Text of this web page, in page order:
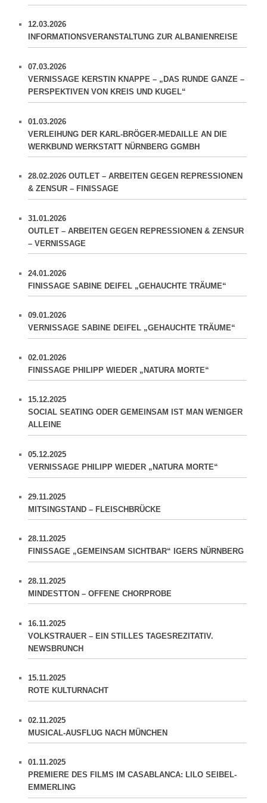
12.03.2026
INFORMATIONSVERANSTALTUNG ZUR ALBANIENREISE
07.03.2026
VERNISSAGE KERSTIN KNAPPE – „DAS RUNDE GANZE –
PERSPEKTIVEN VON KREIS UND KUGEL“
01.03.2026
VERLEIHUNG DER KARL-BRÖGER-MEDAILLE AN DIE
WERKBUND WERKSTATT NÜRNBERG GGMBH
28.02.2026 OUTLET – ARBEITEN GEGEN REPRESSIONEN
& ZENSUR – FINISSAGE
31.01.2026
OUTLET – ARBEITEN GEGEN REPRESSIONEN & ZENSUR
– VERNISSAGE
24.01.2026
FINISSAGE SABINE DEIFEL „GEHAUCHTE TRÄUME“
09.01.2026
VERNISSAGE SABINE DEIFEL „GEHAUCHTE TRÄUME“
02.01.2026
FINISSAGE PHILIPP WIEDER „NATURA MORTE“
15.12.2025
SOCIAL SEATING ODER GEMEINSAM IST MAN WENIGER
ALLEINE
05.12.2025
VERNISSAGE PHILIPP WIEDER „NATURA MORTE“
29.11.2025
MITSINGSTAND – FLEISCHBRÜCKE
28.11.2025
FINISSAGE „GEMEINSAM SICHTBAR“ IGERS NÜRNBERG
28.11.2025
MINDESTTON – OFFENE CHORPROBE
16.11.2025
VOLKSTRAUER – EIN STILLES TAGESREZITATIV.
NEWSBRUNCH
15.11.2025
ROTE KULTURNACHT
02.11.2025
MUSICAL-AUSFLUG NACH MÜNCHEN
01.11.2025
PREMIERE DES FILMS IM CASABLANCA: LILO SEIBEL-
EMMERLING